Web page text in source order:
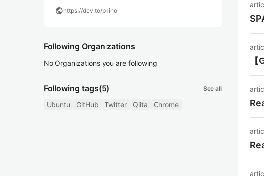
publichttps://dev.to/pkino
Following Organizations
No Organizations you are following
Following tags(5) See all
Ubuntu GitHub Twitter Qiita Chrome